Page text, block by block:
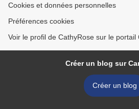
Cookies et données personnelles
Préférences cookies
Voir le profil de CathyRose sur le portail
Créer un blog sur
Créer un blog